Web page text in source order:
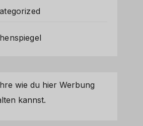
wie du hier Werbung
kannst.